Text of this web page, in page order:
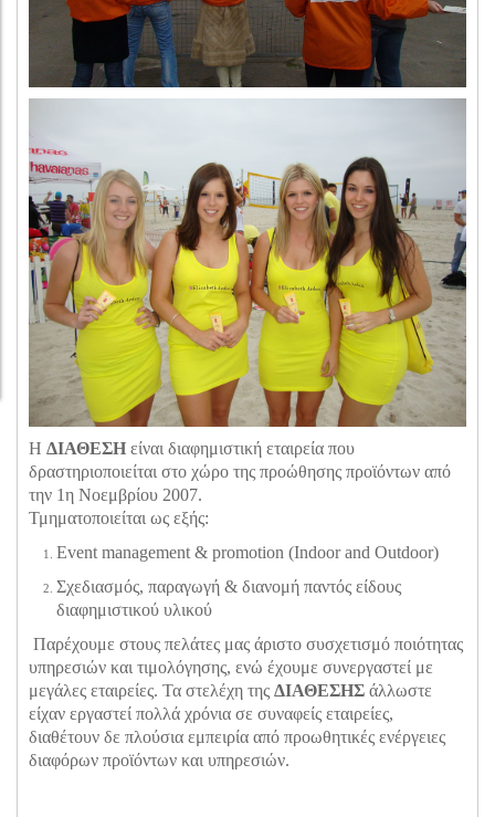
Η ΔΙΑΘΕΣΗ είναι διαφημιστική εταιρεία που
δραστηριοποιείται στο χώρο της προώθησης προϊόντων από
την 1η Νοεμβρίου 2007.
Τμηματοποιείται ως εξής:
Event management & promotion (Indoor and Outdoor)
Σχεδιασμός, παραγωγή & διανομή παντός είδους
διαφημιστικού υλικού
Παρέχουμε στους πελάτες μας άριστο συσχετισμό ποιότητας
υπηρεσιών και τιμολόγησης, ενώ έχουμε συνεργαστεί με
μεγάλες εταιρείες. Τα στελέχη της ΔΙΑΘΕΣΗΣ άλλωστε
είχαν εργαστεί πολλά χρόνια σε συναφείς εταιρείες,
διαθέτουν δε πλούσια εμπειρία από προωθητικές ενέργειες
διαφόρων προϊόντων και υπηρεσιών.